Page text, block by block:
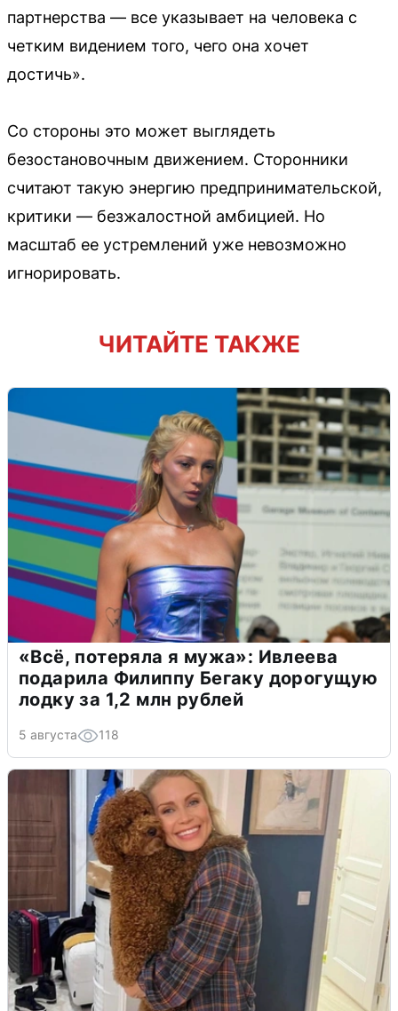
партнерства — все указывает на человека с
четким видением того, чего она хочет
достичь».
Со стороны это может выглядеть
безостановочным движением. Сторонники
считают такую энергию предпринимательской,
критики — безжалостной амбицией. Но
масштаб ее устремлений уже невозможно
игнорировать.
ЧИТАЙТЕ ТАКЖЕ
«Всё, потеряла я мужа»: Ивлеева
подарила Филиппу Бегаку дорогущую
лодку за 1,2 млн рублей
5 августа 118